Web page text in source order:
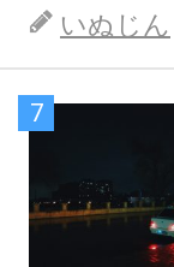
いぬじん
7